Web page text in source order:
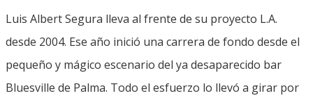
Luis Albert Segura lleva al frente de su proyecto L.A.
desde 2004. Ese año inició una carrera de fondo desde el
pequeño y mágico escenario del ya desaparecido bar
Bluesville de Palma. Todo el esfuerzo lo llevó a girar por